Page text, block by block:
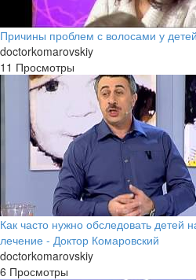
Причины проблем с волосами у
doctorkomarovskiy
11 Просмотры
Как часто нужно обследовать детей
лечение - Доктор Комаровский
doctorkomarovskiy
6 Просмотры